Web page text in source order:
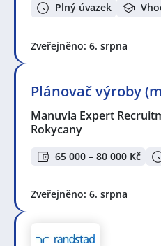
Plný úvazek
Zveřejněno: 6. srpna
Plánovač výroby
Manuvia Expert
Rokycany
65 000 – 80 000 Kč
Zveřejněno: 6. srpna